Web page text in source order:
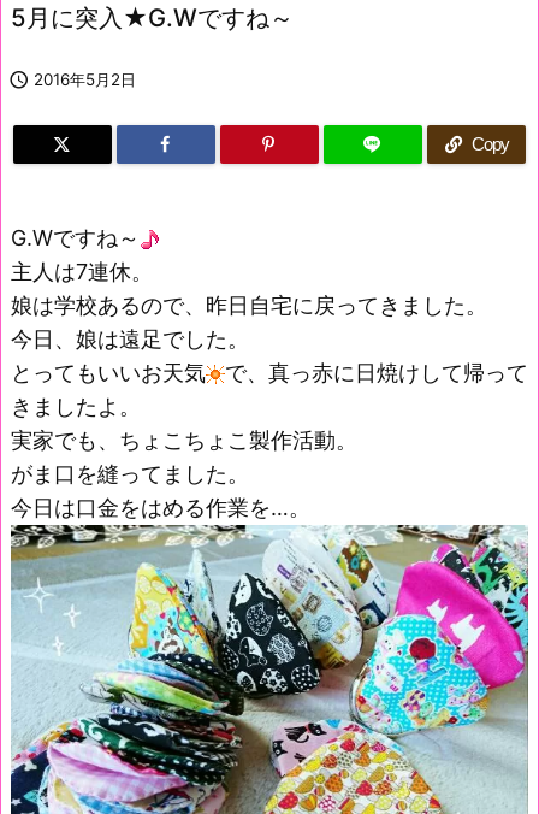
5月に突入★G.Wですね～
 2016年5月2日
Copy
G.Wですね～
主人は7連休。
娘は学校あるので、昨日自宅に戻ってきました。
今日、娘は遠足でした。
とってもいいお天気
で、真っ赤に日焼けして帰って
きましたよ。
実家でも、ちょこちょこ製作活動。
がま口を縫ってました。
今日は口金をはめる作業を…。